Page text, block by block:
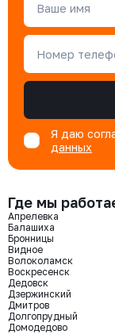
Ваше имя
Номер
Я даю
данных
Где мы
Апрелевка
Балашиха
Бронницы
Видное
Волоколамск
Воскресенск
Дедовск
Дзержинский
Дмитров
Долгопрудный
Домодедово